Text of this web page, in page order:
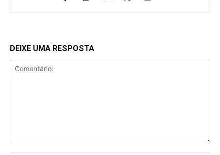
DEIXE UMA RESPOSTA